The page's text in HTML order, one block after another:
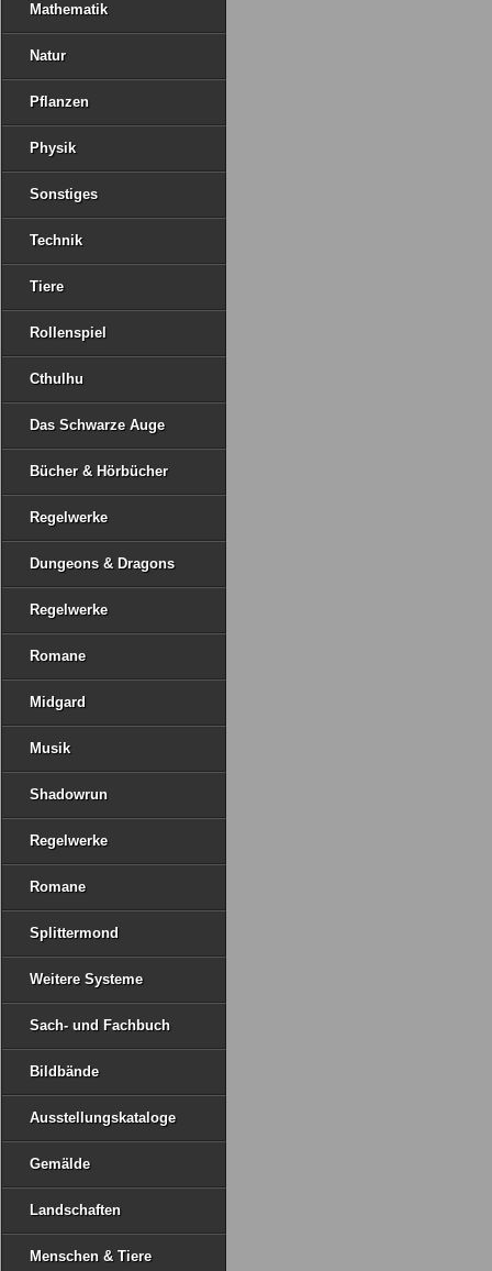
Mathematik
Natur
Pflanzen
Physik
Sonstiges
Technik
Tiere
Rollenspiel
Cthulhu
Das Schwarze Auge
Bücher & Hörbücher
Regelwerke
Dungeons & Dragons
Regelwerke
Romane
Midgard
Musik
Shadowrun
Regelwerke
Romane
Splittermond
Weitere Systeme
Sach- und Fachbuch
Bildbände
Ausstellungskataloge
Gemälde
Landschaften
Menschen & Tiere